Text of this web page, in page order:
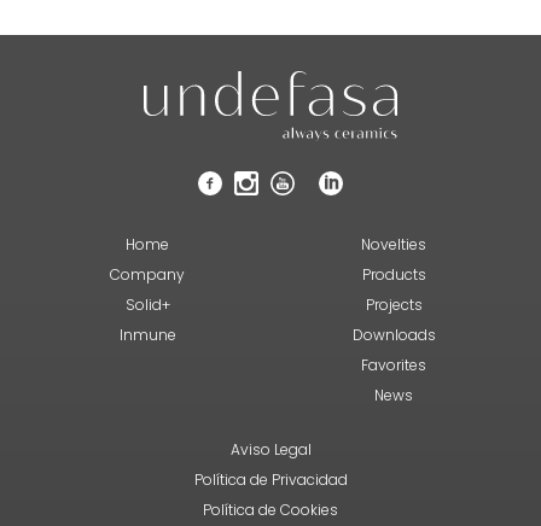
Home
Company
Solid+
Inmune
Novelties
Products
Projects
Downloads
Favorites
News
Aviso Legal
Política de Privacidad
Política de Cookies